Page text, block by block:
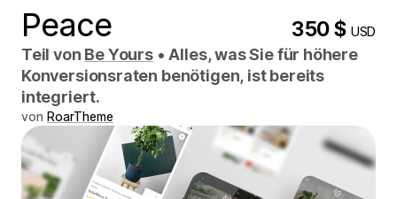
Peace 350 $USD
Teil von Be Yours • Alles, was Sie für höhere
Konversionsraten benötigen, ist bereits
integriert.
von RoarTheme